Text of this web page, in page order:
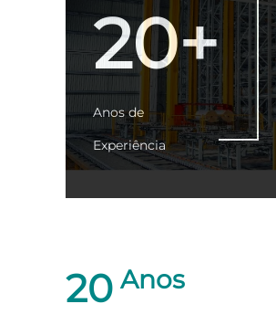
20+
Anos de
Experiência
20 Anos